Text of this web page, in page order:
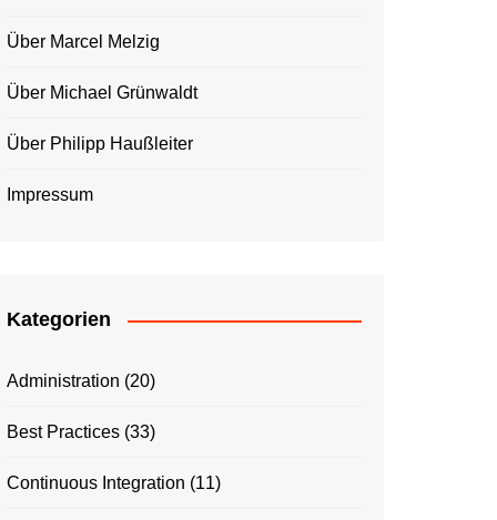
Über Marcel Melzig
Über Michael Grünwaldt
Über Philipp Haußleiter
Impressum
Kategorien
Administration (20)
Best Practices (33)
Continuous Integration (11)